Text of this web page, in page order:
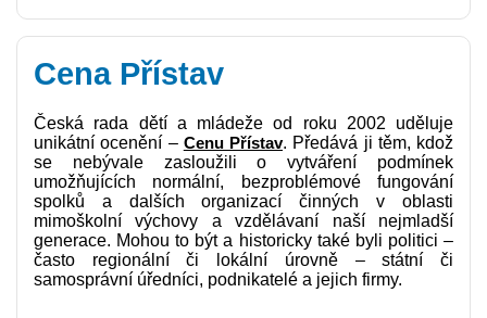
Cena Přístav
Česká rada dětí a mládeže od roku 2002 uděluje
unikátní ocenění – Cenu Přístav. Předává ji těm, kdož
se nebývale zasloužili o vytváření podmínek
umožňujících normální, bezproblémové fungování
spolků a dalších organizací činných v oblasti
mimoškolní výchovy a vzdělávaní naší nejmladší
generace. Mohou to být a historicky také byli politici –
často regionální či lokální úrovně – státní či
samosprávní úředníci, podnikatelé a jejich firmy.